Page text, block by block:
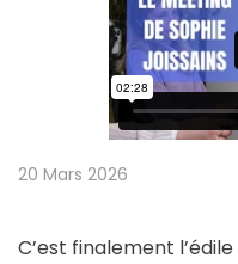
20 Mars 2026
C’est finalement